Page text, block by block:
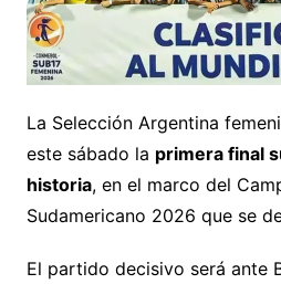
La Selección Argentina
este sábado la primera final
historia, en el marco del
Sudamericano 2026 que se
El partido decisivo será ante